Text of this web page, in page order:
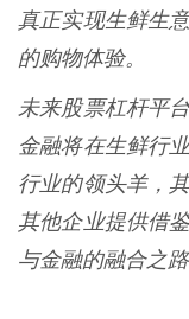
真正实现生鲜生
的购物体验。
未来股票杠杆平
金融将在生鲜行
行业的领头羊，
其他企业提供借
与金融的融合之